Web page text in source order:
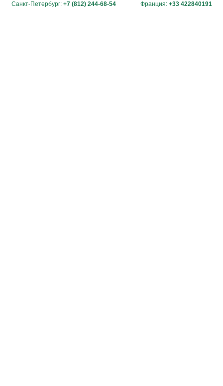
Санкт-Петербург: +7 (812) 244-68-54 Франция: +33 422840191